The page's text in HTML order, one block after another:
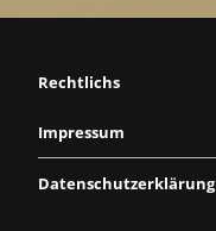
Rechtlichs
Impressum
Datenschutzerklärung